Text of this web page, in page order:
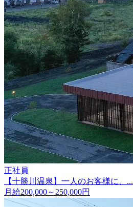
正社員
【十勝川温泉】一人のお客様に、...
月給200,000～250,000円